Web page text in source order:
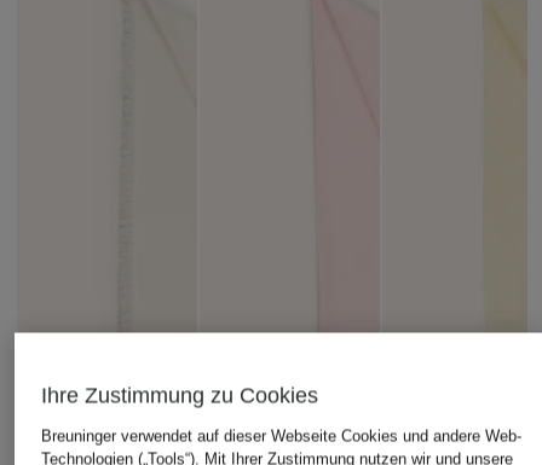
Ihre Zustimmung zu Cookies
Breuninger verwendet auf dieser Webseite Cookies und andere Web-
Technologien („Tools“). Mit Ihrer Zustimmung nutzen wir und unsere